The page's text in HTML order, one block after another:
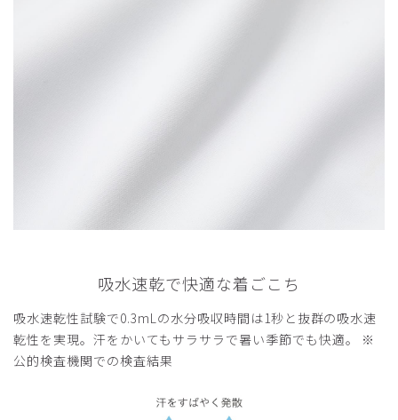
みどり様
身長: 161-165cm 体重: 51-55kg
ロンハーマンのベージュくらい
他の色も作って欲しい
吸水速乾で快適な着ごこち
吸水速乾性試験で0.3mLの水分吸収時間は1秒と抜群の吸水速
乾性を実現。汗をかいてもサラサラで暑い季節でも快適。 ※
公的検査機関での検査結果